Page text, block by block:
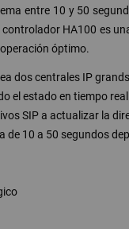
entre 10 y 50
HA100 es
óptimo.
dos centrales IP
el estado en tiempo
SIP a actualizar la
de 10 a 50 segundos